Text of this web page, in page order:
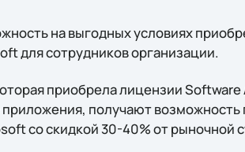
на выгодных условиях
для сотрудников организации.
приобрела лицензии
получают возможность
со скидкой 30-40% от рыночной